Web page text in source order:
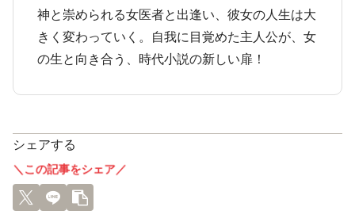
神と崇められる女医者と出逢い、彼女の人生は大
きく変わっていく。自我に目覚めた主人公が、女
の生と向き合う、時代小説の新しい扉！
シェアする
＼この記事をシェア／